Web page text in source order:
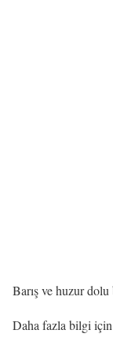
Barış ve huzur
Daha fazla bilgi